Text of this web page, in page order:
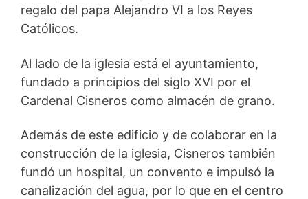
regalo del papa Alejandro VI a los Reyes
Católicos.
Al lado de la iglesia está el ayuntamiento,
fundado a principios del siglo XVI por el
Cardenal Cisneros como almacén de grano.
Además de este edificio y de colaborar en la
construcción de la iglesia, Cisneros también
fundó un hospital, un convento e impulsó la
canalización del agua, por lo que en el centro